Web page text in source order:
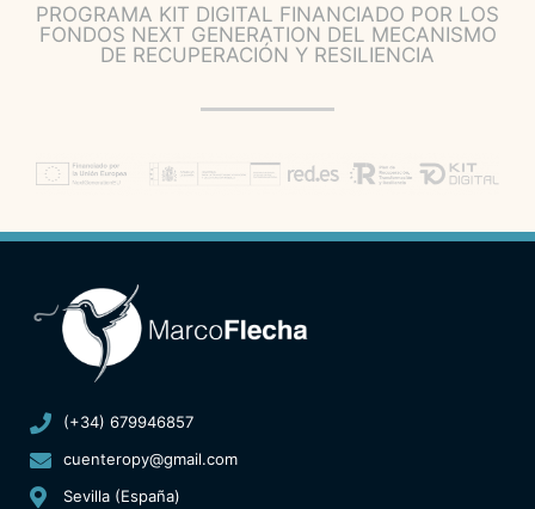
PROGRAMA KIT DIGITAL FINANCIADO POR LOS
FONDOS NEXT GENERATION DEL MECANISMO
DE RECUPERACIÓN Y RESILIENCIA
(+34) 679946857
cuenteropy@gmail.com
Sevilla (España)